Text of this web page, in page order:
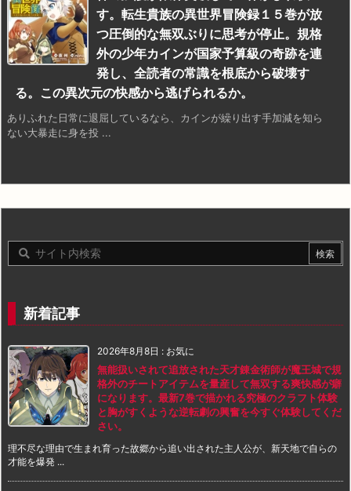
す。転生貴族の異世界冒険録１５巻が放
つ圧倒的な無双ぶりに思考が停止。規格
外の少年カインが国家予算級の奇跡を連
発し、全読者の常識を根底から破壊す
る。この異次元の快感から逃げられるか。
ありふれた日常に退屈しているなら、カインが繰り出す手加減を知ら
ない大暴走に身を投 ...
新着記事
2026年8月8日 : お気に
無能扱いされて追放された天才錬金術師が魔王城で規
格外のチートアイテムを量産して無双する爽快感が癖
になります。最新7巻で描かれる究極のクラフト体験
と胸がすくような逆転劇の興奮を今すぐ体験してくだ
さい。
理不尽な理由で生まれ育った故郷から追い出された主人公が、新天地で自らの
才能を爆発 ...